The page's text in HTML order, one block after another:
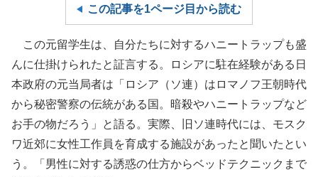
この記事を1ページ目から読む
この元留学生は、自分たちに対するハニートラップも盛
んに仕掛けられたと証言する。ロシアに駐在経験がある日
本政府の元当局者は「ロシア（ソ連）はロマノフ王朝時代
から秘密警察の伝統がある国。暗殺やハニートラップなど
お手の物だろう」と語る。実際、旧ソ連時代には、モスク
ワ近郊に女性工作員を育成する施設があったと聞いたとい
う。「男性に対する誘惑の仕方からベッドテクニックまで